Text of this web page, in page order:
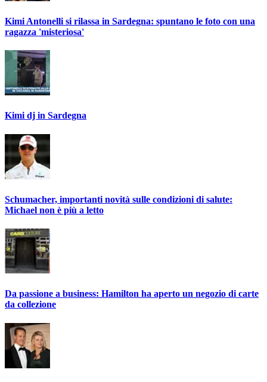
Kimi Antonelli si rilassa in Sardegna: spuntano le foto con una
ragazza 'misteriosa'
Kimi dj in Sardegna
Schumacher, importanti novità sulle condizioni di salute:
Michael non è più a letto
Da passione a business: Hamilton ha aperto un negozio di carte
da collezione